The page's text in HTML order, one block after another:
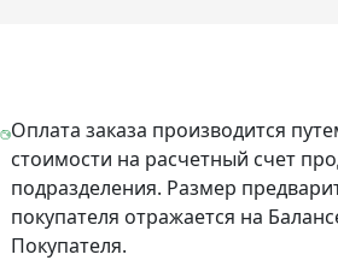
Оплата заказа производится
стоимости на расчетный счет
подразделения. Размер
покупателя отражается на
Покупателя.